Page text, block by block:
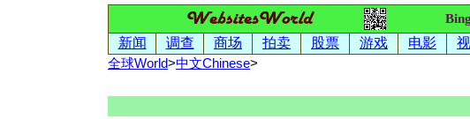
Bing
新闻 调查 商场 拍卖 股票 游戏 电影
全球World>中文Chinese>